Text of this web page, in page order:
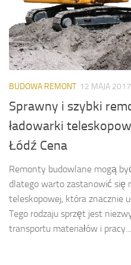
BUDOWA REMONT 12 MAJA 2017
Sprawny i szybki
ładowarki
Łódź Cena
Remonty budowlane mogą
dlatego warto zastanowić się
teleskopowej, która znacznie
Tego rodzaju sprzęt jest
transportu materiałów i pracy...